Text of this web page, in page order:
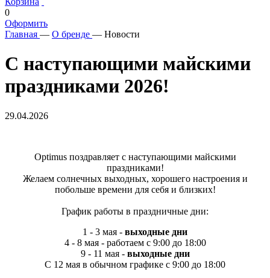
0
Оформить
Главная — О бренде — Новости
С наступающими майскими
праздниками 2026!
29.04.2026
Optimus поздравляет с наступающими майскими
праздниками!
Желаем солнечных выходных, хорошего настроения и
побольше времени для себя и близких!
График работы в праздничные дни:
1 - 3 мая - выходные дни
4 - 8 мая - работаем с 9:00 до 18:00
9 - 11 мая - выходные дни
C 12 мая в обычном графике с 9:00 до 18:00